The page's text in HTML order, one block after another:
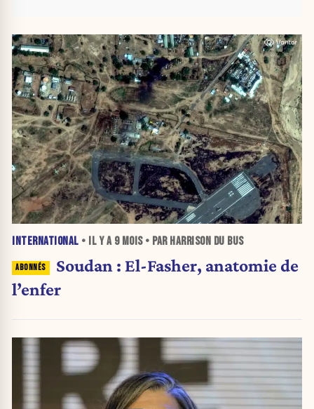
INTERNATIONAL • IL Y A 9 MOIS• PAR HARRISON DU BUS
Soudan : El-Fasher, anatomie de
l’enfer